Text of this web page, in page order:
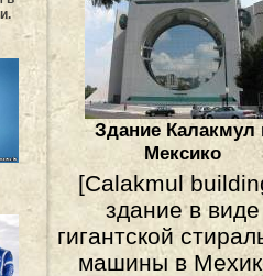
Здание Калакмул
Мексико
[Calakmul
здание в виде
гигантской
машины в